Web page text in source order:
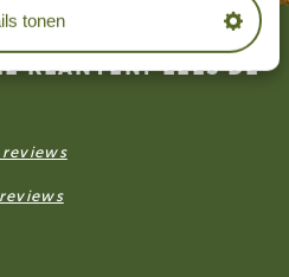
tonen
KLANTEN? LEES DE